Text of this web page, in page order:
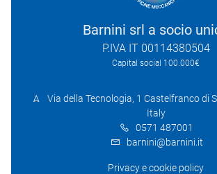
Barnini srl a socio
P.IVA IT 00114380504
Capital social 100.000€
Via della Tecnologia, 1 Castelfranco di
Italy
0571 487001
barnini@barnini.it
Privacy e cookie policy